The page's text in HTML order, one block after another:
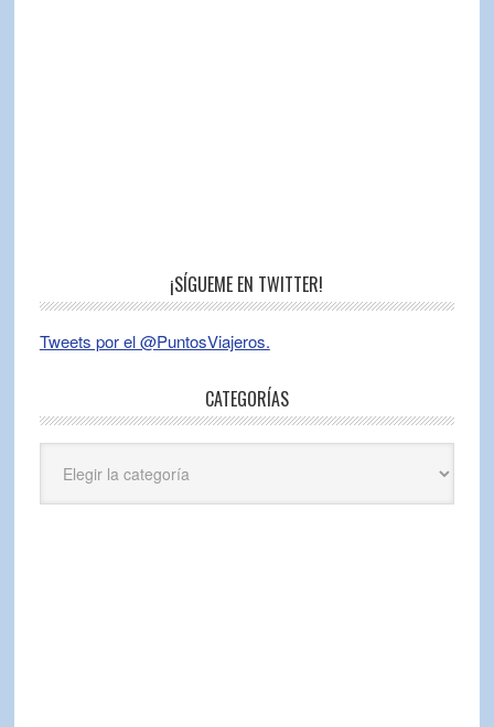
¡SÍGUEME EN TWITTER!
Tweets por el @PuntosViajeros.
CATEGORÍAS